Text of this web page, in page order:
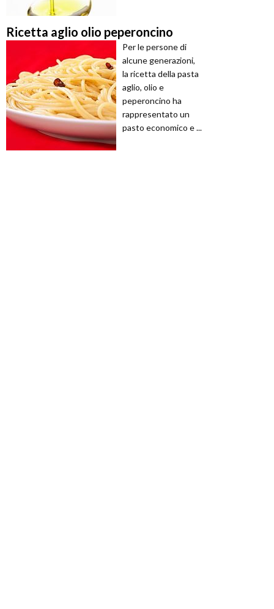
Ricetta aglio olio peperoncino
Per le persone di
alcune generazioni,
la ricetta della pasta
aglio, olio e
peperoncino ha
rappresentato un
pasto economico e ...